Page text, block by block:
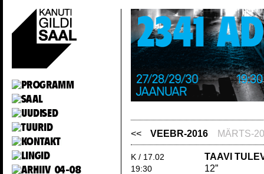
<< VEEBR-2016 MÄRTS-
K / 17.02
19:30
TAAVI
12”